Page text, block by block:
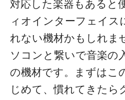
対応した楽器もあると
ィオインターフェイス
れない機材かもしれま
ソコンと繋いで音楽の
の機材です。
まずはこ
じめて、慣れてきたら